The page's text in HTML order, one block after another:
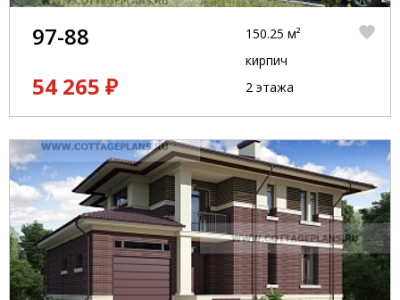
97-88
54 265 ₽
150.25 м²
кирпич
2 этажа